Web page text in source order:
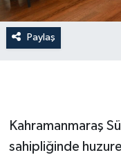
Paylaş
Kahramanmaraş
sahipliğinde
ROPORTAJ
YEREL